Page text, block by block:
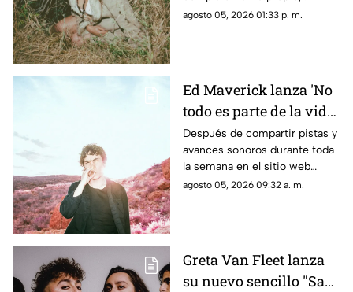
convirtiéndose en el proceso
agosto 05, 2026 01:33 p. m.
Ed Maverick lanza 'No
todo es parte de la vida',
el primero de dos
nuevos sencillos a
estrenarse
Después de compartir pistas y
avances sonoros durante toda
la semana en el sitio web
esrutayerma.com, Ed Maverick
agosto 05, 2026 09:32 a. m.
Greta Van Fleet lanza
su nuevo sencillo "Saw